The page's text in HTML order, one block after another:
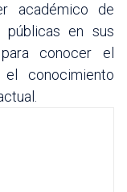
académico de
en sus
conocer el
conocimiento